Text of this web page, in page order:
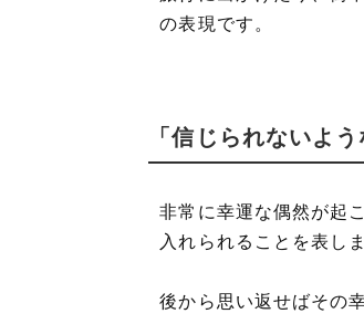
の表現です。
「信じられないよ
非常に幸運な偶然が起
入れられることを表しま
後から思い返せばその